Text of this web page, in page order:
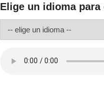
Elige un idioma